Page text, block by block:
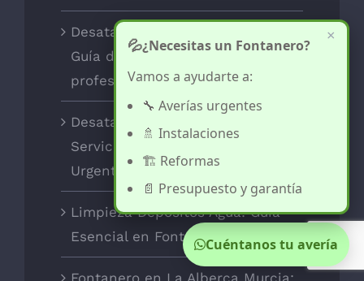
Desatascos en Orihuela Costa:
Guía de limpieza con presión
profesional
Desatascos en La Zenia:
Servicio Profesional de Limpieza
Urgente para Cocinas y Baños
Limpieza Depósitos Agua: Guía
Esencial en Fontanero Murcia
×
💦¿Necesitas un Fontanero?
Vamos a ayudarte a:
🔧 Averías urgentes
🚿 Instalaciones
🏗️ Reformas
📄 Presupuesto y garantía
Cuéntanos tu avería